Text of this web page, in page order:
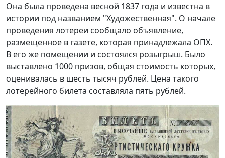
Она была проведена весной 1837 года и известна в
истории под названием "Художественная". О начале
проведения лотереи сообщало объявление,
размещенное в газете, которая принадлежала ОПХ.
В его же помещении и состоялся розыгрыш. Было
выставлено 1000 призов, общая стоимость которых,
оценивалась в шесть тысяч рублей. Цена такого
лотерейного билета составляла пять рублей.